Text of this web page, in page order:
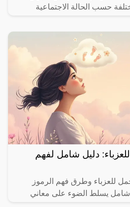
حسب الحالة الاجتماعية
دليل شامل لفهم
للعزباء وطرق فهم الرموز
شامل يسلط الضوء على معاني